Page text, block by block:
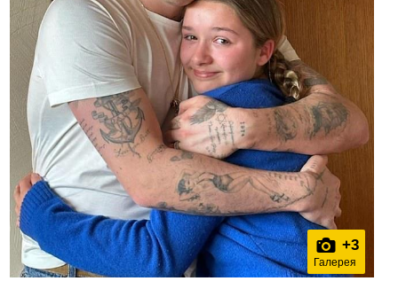
+3
Галерея